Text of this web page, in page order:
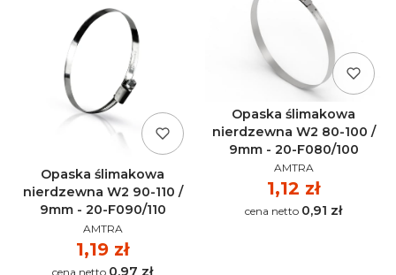
Opaska ślimakowa
nierdzewna W2 90-110 /
9mm - 20-F090/110
PRODUCENT
AMTRA
Cena
1,19 zł
Cena 0,97 zł
Opaska ślimakowa
nierdzewna W2 80-100 /
9mm - 20-F080/100
PRODUCENT
AMTRA
Cena
1,12 zł
Cena 0,91 zł